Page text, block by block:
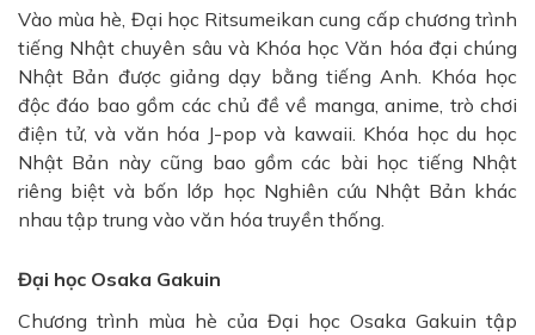
Vào mùa hè, Đại học Ritsumeikan cung cấp chương trình
tiếng Nhật chuyên sâu và Khóa học Văn hóa đại chúng
Nhật Bản được giảng dạy bằng tiếng Anh. Khóa học
độc đáo bao gồm các chủ đề về manga, anime, trò chơi
điện tử, và văn hóa J-pop và kawaii. Khóa học du học
Nhật Bản này cũng bao gồm các bài học tiếng Nhật
riêng biệt và bốn lớp học Nghiên cứu Nhật Bản khác
nhau tập trung vào văn hóa truyền thống.
Đại học Osaka Gakuin
Chương trình mùa hè của Đại học Osaka Gakuin tập